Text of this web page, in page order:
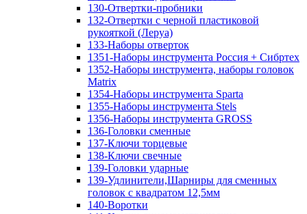
130-Отвертки-пробники
132-Отвертки с черной пластиковой
рукояткой (Леруа)
133-Наборы отверток
1351-Наборы инструмента Россия + Сибртех
1352-Наборы инструмента, наборы головок
Matrix
1354-Наборы инструмента Sparta
1355-Наборы инструмента Stels
1356-Наборы инструмента GROSS
136-Головки сменные
137-Ключи торцевые
138-Ключи свечные
139-Головки ударные
139-Удлинители,Шарниры для сменных
головок с квадратом 12,5мм
140-Воротки